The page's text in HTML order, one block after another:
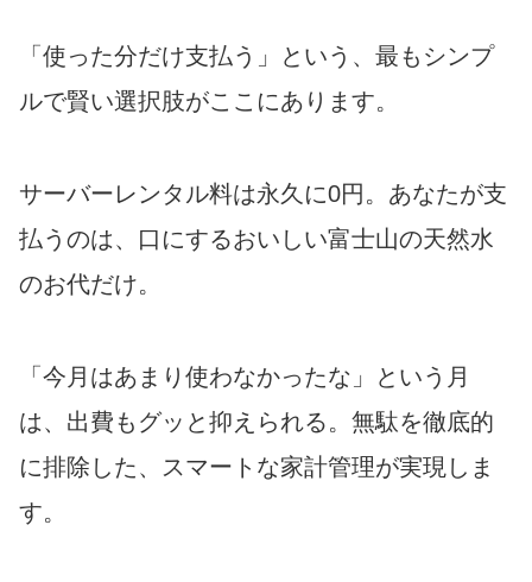
「使った分だけ支払う」という、最もシンプ
ルで賢い選択肢がここにあります。
サーバーレンタル料は永久に0円。あなたが支
払うのは、口にするおいしい富士山の天然水
のお代だけ。
「今月はあまり使わなかったな」という月
は、出費もグッと抑えられる。無駄を徹底的
に排除した、スマートな家計管理が実現しま
す。